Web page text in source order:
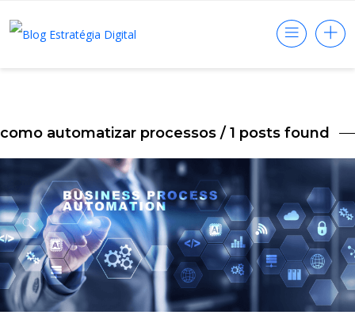
como automatizar processos / 1 posts found